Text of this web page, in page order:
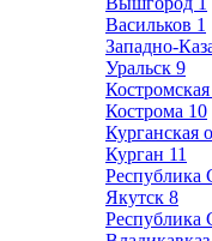
Васильков 1
Западно-
Уральск 9
Костромская
Кострома 10
Курганская
Курган 11
Республика
Якутск 8
Республика